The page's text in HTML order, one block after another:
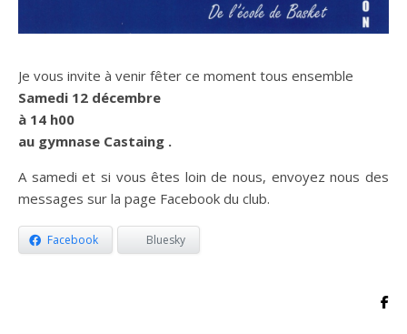
Je vous invite à venir fêter ce moment tous ensemble
Samedi 12 décembre
à 14 h00
au gymnase Castaing .
A samedi et si vous êtes loin de nous, envoyez nous des
messages sur la page Facebook du club.
Facebook Bluesky